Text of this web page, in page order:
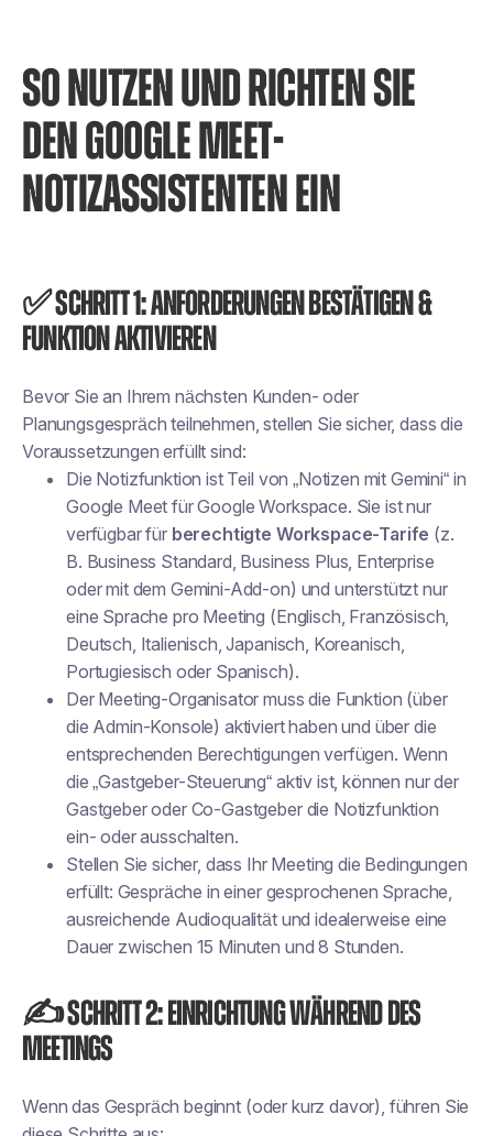
SO NUTZEN UND RICHTEN SIE
DEN GOOGLE MEET-
NOTIZASSISTENTEN EIN
✅ Schritt 1: Anforderungen bestätigen &
Funktion aktivieren
Bevor Sie an Ihrem nächsten Kunden- oder
Planungsgespräch teilnehmen, stellen Sie sicher, dass die
Voraussetzungen erfüllt sind:
Die Notizfunktion ist Teil von „Notizen mit Gemini“ in
Google Meet für Google Workspace. Sie ist nur
verfügbar für berechtigte Workspace-Tarife (z.
B. Business Standard, Business Plus, Enterprise
oder mit dem Gemini-Add-on) und unterstützt nur
eine Sprache pro Meeting (Englisch, Französisch,
Deutsch, Italienisch, Japanisch, Koreanisch,
Portugiesisch oder Spanisch).
Der Meeting-Organisator muss die Funktion (über
die Admin-Konsole) aktiviert haben und über die
entsprechenden Berechtigungen verfügen. Wenn
die „Gastgeber-Steuerung“ aktiv ist, können nur der
Gastgeber oder Co-Gastgeber die Notizfunktion
ein- oder ausschalten.
Stellen Sie sicher, dass Ihr Meeting die Bedingungen
erfüllt: Gespräche in einer gesprochenen Sprache,
ausreichende Audioqualität und idealerweise eine
Dauer zwischen 15 Minuten und 8 Stunden.
✍️ Schritt 2: Einrichtung während des
Meetings
Wenn das Gespräch beginnt (oder kurz davor), führen Sie